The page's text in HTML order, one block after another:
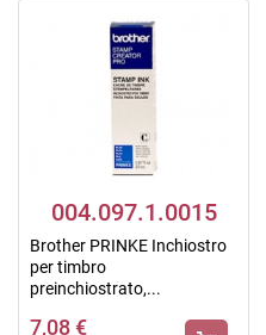
004.097.1.0015
Brother PRINKE Inchiostro
per timbro
preinchiostrato,...
7,08 €